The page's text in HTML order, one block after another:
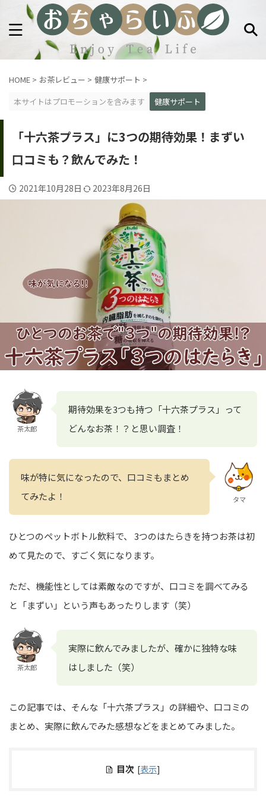
HOME > お茶レビュー > 健康サポート >
本サイトはプロモーションを含みます
健康サポート
「十六茶プラス」に3つの期待効果！まずい
口コミも？飲んでみた！
2021年10月28日 2023年8月26日
茶太郎
期待効果を3つも持つ「十六茶プラス」って
どんなお茶！？と思い調査！
味が特に気になったので、口コミもまとめ
てみたよ！
タマ
ひとつのペットボトル飲料で、 3つのはたらきを持つお茶は初
めて見たので、すごく気になります。
ただ、機能性としては素敵なのですが、口コミを調べてみる
と「まずい」という声もあったりします（笑）
茶太郎
実際に飲んでみましたが、確かに独特な味
はしました（笑）
この記事では、そんな「十六茶プラス」の詳細や、口コミの
まとめ、実際に飲んでみた感想などをまとめてみました。
目次 [表示]